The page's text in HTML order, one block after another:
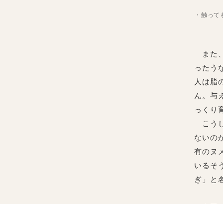
・触っ
また
ったう
人は脂
ん。与
っくり
こう
ないの
有のヌ
いるそ
ぎ」と